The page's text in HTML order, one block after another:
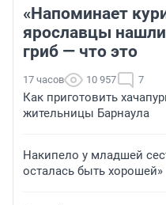
«Напоминает
ярославцы
гриб — что это
17 часов 10 957 7
Как приготовить
жительницы Барнаула
Накипело у младшей
осталась быть хорошей»